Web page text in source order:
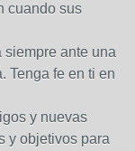
cuando sus
siempre ante una
Tenga fe en ti en
y nuevas
y objetivos para